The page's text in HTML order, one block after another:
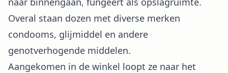
Overal staan dozen met diverse merken
condooms, glijmiddel en andere
genotverhogende middelen.
Aangekomen in de winkel loopt ze naar het